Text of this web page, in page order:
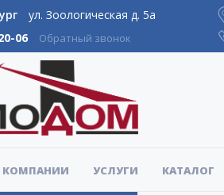
ул. Зоологическая д. 5а
06 Обратный звонок
КОМПАНИИ УСЛУГИ КАТАЛОГ